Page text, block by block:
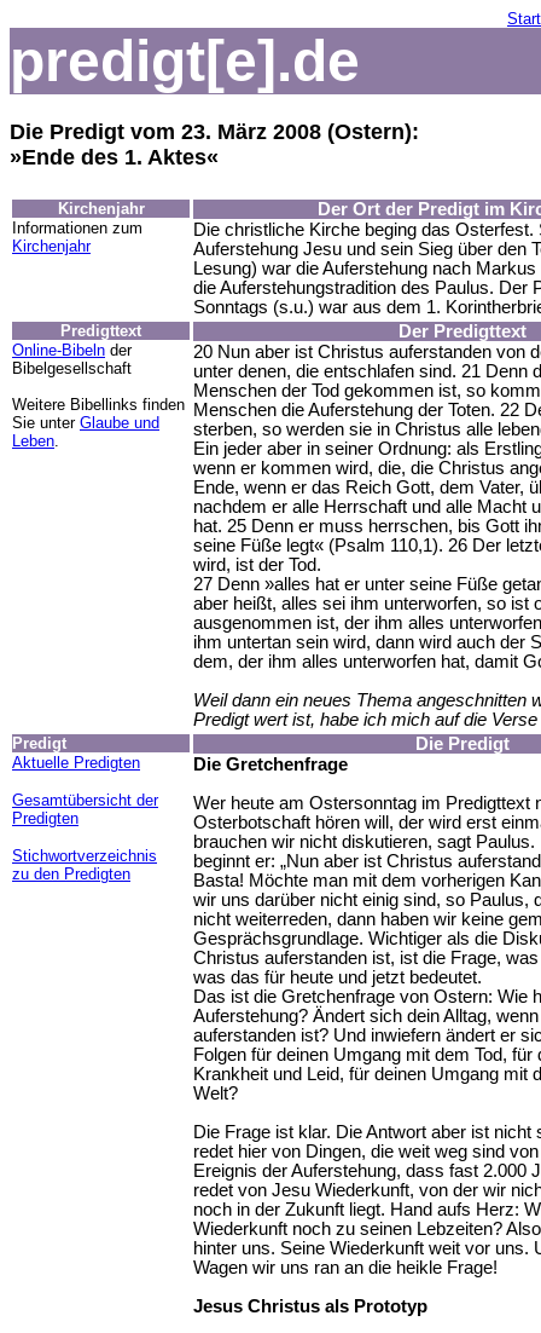
predigt[e].de
Die Predigt vom 23. März 2008 (Ostern):
»Ende des 1. Aktes«
Kirchenjahr
Informationen zum
Kirchenjahr
Der Ort der Predigt im
Die christliche Kirche beging das Osterfest.
Auferstehung Jesu und sein Sieg über den
Lesung) war die Auferstehung nach
die Auferstehungstradition des Paulus. Der
Sonntags (s.u.) war aus dem 1.
Predigttext
Online-Bibeln der
Bibelgesellschaft
Weitere Bibellinks finden
Sie unter Glaube und
Leben
Der Predigttext
20 Nun aber ist Christus auferstanden von
unter denen, die entschlafen sind. 21 Denn
Menschen der Tod gekommen ist, so
Menschen die Auferstehung der Toten. 22
sterben, so werden sie in Christus alle
Ein jeder aber in seiner Ordnung: als
wenn er kommen wird, die, die Christus
Ende, wenn er das Reich Gott, dem Vater,
nachdem er alle Herrschaft und alle Macht
hat. 25 Denn er muss herrschen, bis Gott
seine Füße legt« (Psalm 110,1). 26 Der
wird, ist der Tod.
27 Denn »alles hat er unter seine Füße
aber heißt, alles sei ihm unterworfen, so ist
ausgenommen ist, der ihm alles
ihm untertan sein wird, dann wird auch der
dem, der ihm alles unterworfen hat, damit
Weil dann ein neues Thema angeschnitten
Predigt wert ist, habe ich mich auf die
Predigt
Aktuelle Predigten
Gesamtübersicht der
Predigten
Stichwortverzeichnis
zu den Predigten
Die Predigt
Die Gretchenfrage
Wer heute am Ostersonntag im Predigttext
Osterbotschaft hören will, der wird erst
brauchen wir nicht diskutieren, sagt Paulus.
beginnt er: „Nun aber ist Christus
Basta! Möchte man mit dem vorherigen
wir uns darüber nicht einig sind, so Paulus,
nicht weiterreden, dann haben wir keine
Gesprächsgrundlage. Wichtiger als die
Christus auferstanden ist, ist die Frage,
was das für heute und jetzt bedeutet.
Das ist die Gretchenfrage von Ostern: Wie
Auferstehung? Ändert sich dein Alltag,
auferstanden ist? Und inwiefern ändert er
Folgen für deinen Umgang mit dem Tod,
Krankheit und Leid, für deinen Umgang mit
Welt?
Die Frage ist klar. Die Antwort aber ist nicht
redet hier von Dingen, die weit weg sind
Ereignis der Auferstehung, dass fast 2.000
redet von Jesu Wiederkunft, von der wir
noch in der Zukunft liegt. Hand aufs Herz:
Wiederkunft noch zu seinen Lebzeiten?
hinter uns. Seine Wiederkunft weit vor uns.
Wagen wir uns ran an die heikle Frage!
Jesus Christus als Prototyp